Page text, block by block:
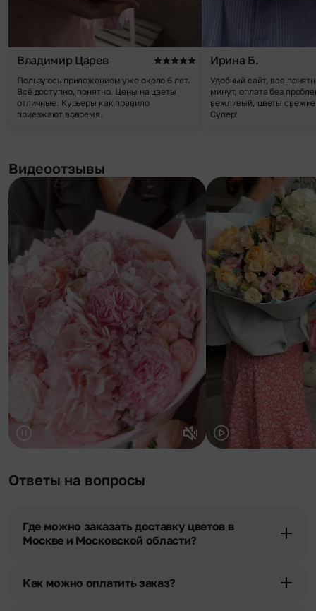
Владимир Царев
Пользуюсь приложением уже около 6 лет.
Всё доступно, понятно. Цены на цветы
отличные. Курьеры как правило
приезжают вовремя.
Ирина Б.
Удобный сайт, все
минут, оплата без
вежливый, цветы
Супер!
Видеоотзывы
Ответы на вопросы
Где можно заказать доставку цветов в
Москве и Московской области?
Как можно оплатить заказ?